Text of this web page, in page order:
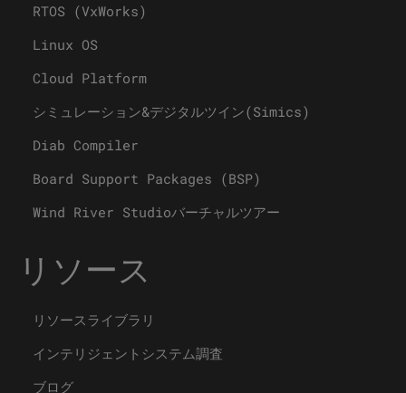
RTOS (VxWorks)
Linux OS
Cloud Platform
シミュレーション&デジタルツイン(Simics)
Diab Compiler
Board Support Packages (BSP)
Wind River Studioバーチャルツアー
リソース
リソースライブラリ
インテリジェントシステム調査
ブログ